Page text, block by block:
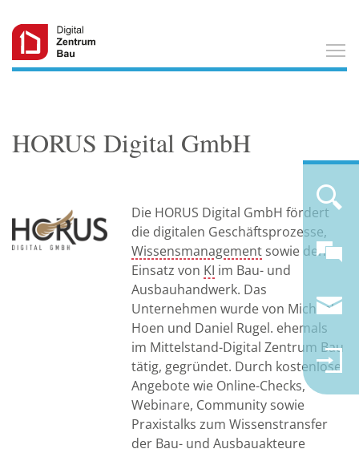
HORUS Digital GmbH
Die HORUS Digital GmbH fördert
die digitalen Geschäftsprozesse,
Wissensmanagement sowie den
Einsatz von KI im Bau- und
Ausbauhandwerk. Das
Unternehmen wurde von Michael
Hoen und Daniel Rugel. ehemals
im Mittelstand-Digital Zentrum Bau
tätig, gegründet. Durch kostenlose
Angebote wie Online-Checks,
Webinare, Community sowie
Praxistalks zum Wissenstransfer
der Bau- und Ausbauakteure